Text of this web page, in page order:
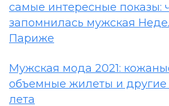
самые интересные показы:
запомнилась мужская
Париже
Мужская мода 2021:
объемные жилеты и
лета